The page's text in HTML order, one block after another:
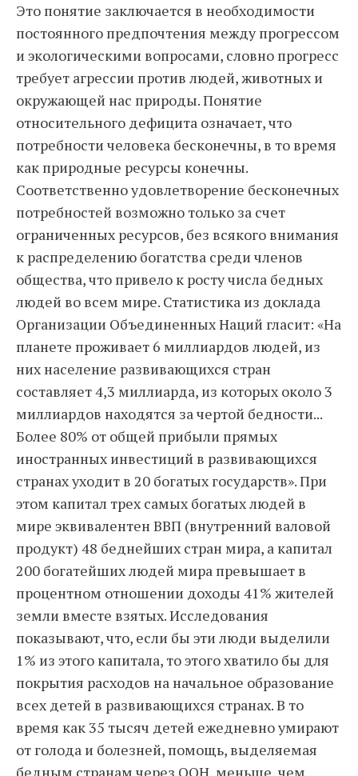
Это понятие заключается в необходимости
постоянного предпочтения между прогрессом
и экологическими вопросами, словно прогресс
требует агрессии против людей, животных и
окружающей нас природы. Понятие
относительного дефицита означает, что
потребности человека бесконечны, в то время
как природные ресурсы конечны.
Соответственно удовлетворение бесконечных
потребностей возможно только за счет
ограниченных ресурсов, без всякого внимания
к распределению богатства среди членов
общества, что привело к росту числа бедных
людей во всем мире. Статистика из доклада
Организации Объединенных Наций гласит: «На
планете проживает 6 миллиардов людей, из
них население развивающихся стран
составляет 4,3 миллиарда, из которых около 3
миллиардов находятся за чертой бедности...
Более 80% от общей прибыли прямых
иностранных инвестиций в развивающихся
странах уходит в 20 богатых государств». При
этом капитал трех самых богатых людей в
мире эквивалентен ВВП (внутренний валовой
продукт) 48 беднейших стран мира, а капитал
200 богатейших людей мира превышает в
процентном отношении доходы 41% жителей
земли вместе взятых. Исследования
показывают, что, если бы эти люди выделили
1% из этого капитала, то этого хватило бы для
покрытия расходов на начальное образование
всех детей в развивающихся странах. В то
время как 35 тысяч детей ежедневно умирают
от голода и болезней, помощь, выделяемая
бедным странам через ООН, меньше, чем